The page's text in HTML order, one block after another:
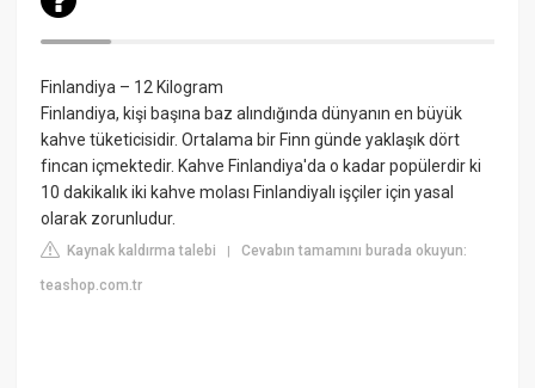
Finlandiya – 12 Kilogram
Finlandiya, kişi başına baz alındığında dünyanın en büyük
kahve tüketicisidir. Ortalama bir Finn günde yaklaşık dört
fincan içmektedir. Kahve Finlandiya'da o kadar popülerdir ki
10 dakikalık iki kahve molası Finlandiyalı işçiler için yasal
olarak zorunludur.
Kaynak kaldırma talebi |Cevabın tamamını burada okuyun:
teashop.com.tr